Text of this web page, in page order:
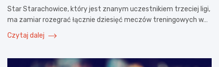
Star Starachowice, który jest znanym uczestnikiem trzeciej ligi,
ma zamiar rozegrać łącznie dziesięć meczów treningowych w…
Czytaj dalej